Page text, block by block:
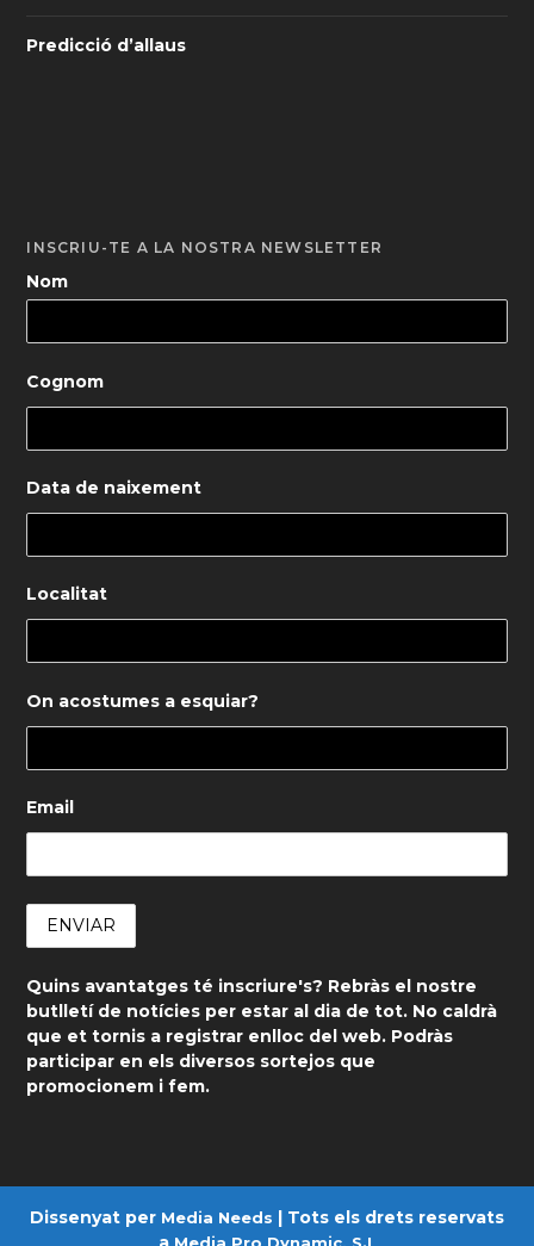
Predicció d’allaus
INSCRIU-TE A LA NOSTRA NEWSLETTER
Nom
Cognom
Data de naixement
Localitat
On acostumes a esquiar?
Email
Quins avantatges té inscriure's? Rebràs el nostre
butlletí de notícies per estar al dia de tot. No caldrà
que et tornis a registrar enlloc del web. Podràs
participar en els diversos sortejos que
promocionem i fem.
Dissenyat per Media Needs | Tots els drets reservats